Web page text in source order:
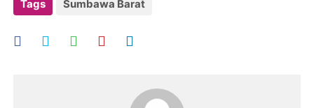
Tags Sumbawa Barat